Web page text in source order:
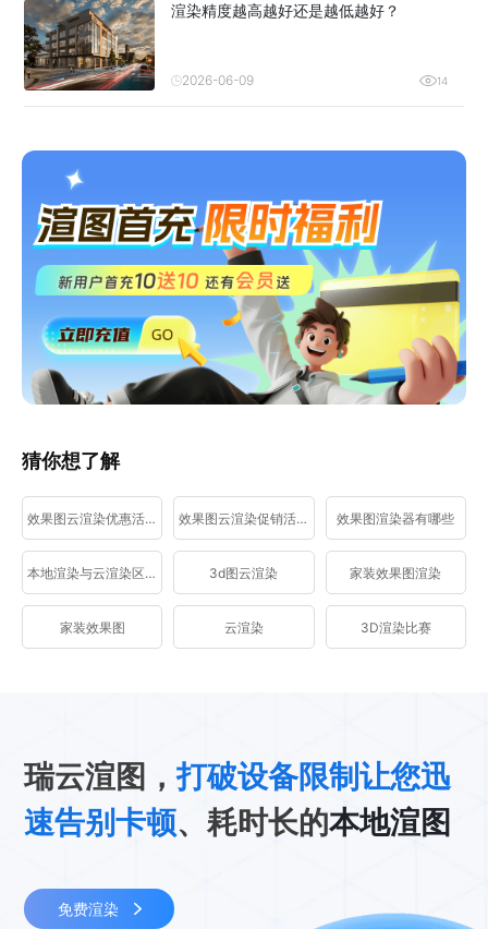
渲染精度越高越好还是越低越好？
2026-06-09 14
猜你想了解
效果图云渲染优惠活动 效果图云渲染促销活动 效果图渲染器有哪些
本地渲染与云渲染区别 3d图云渲染 家装效果图渲染
家装效果图 云渲染 3D渲染比赛
瑞云渲图，打破设备限制让您迅
速告别卡顿、耗时长的本地渲图
免费渲染